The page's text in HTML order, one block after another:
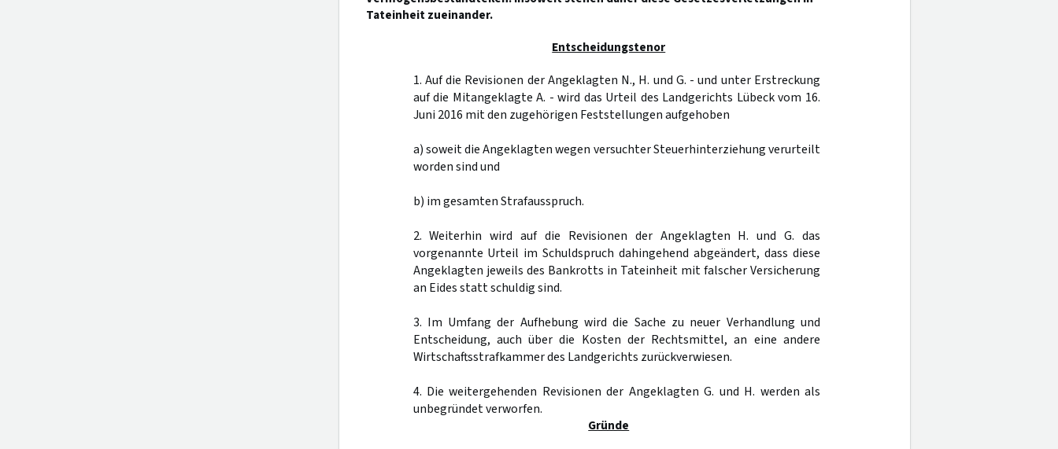
Tateinheit zueinander.
Entscheidungstenor
1. Auf die Revisionen der Angeklagten N., H. und G. - und unter Erstreckung
auf die Mitangeklagte A. - wird das Urteil des Landgerichts Lübeck vom 16.
Juni 2016 mit den zugehörigen Feststellungen aufgehoben
a) soweit die Angeklagten wegen versuchter Steuerhinterziehung verurteilt
worden sind und
b) im gesamten Strafausspruch.
2. Weiterhin wird auf die Revisionen der Angeklagten H. und G. das
vorgenannte Urteil im Schuldspruch dahingehend abgeändert, dass diese
Angeklagten jeweils des Bankrotts in Tateinheit mit falscher Versicherung
an Eides statt schuldig sind.
3. Im Umfang der Aufhebung wird die Sache zu neuer Verhandlung und
Entscheidung, auch über die Kosten der Rechtsmittel, an eine andere
Wirtschaftsstrafkammer des Landgerichts zurückverwiesen.
4. Die weitergehenden Revisionen der Angeklagten G. und H. werden als
unbegründet verworfen.
Gründe